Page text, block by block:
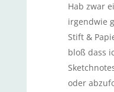
Hab zwar
irgendwie
Stift &
bloß dass
oder